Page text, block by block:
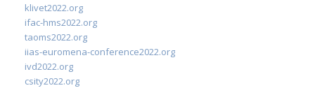
klivet2022.org
ifac-hms2022.org
taoms2022.org
iias-euromena-conference2022.org
ivd2022.org
csity2022.org